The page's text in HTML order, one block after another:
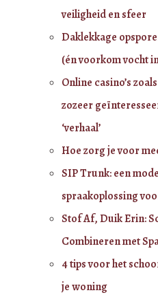
veiligheid en sfeer
Daklekkage
(én voorkom vocht
Online casino’s
zozeer
‘verhaal’
Hoe zorg je voor
SIP Trunk: een
spraakoplossing
Stof Af, Duik Erin:
Combineren met
4 tips voor het
je woning